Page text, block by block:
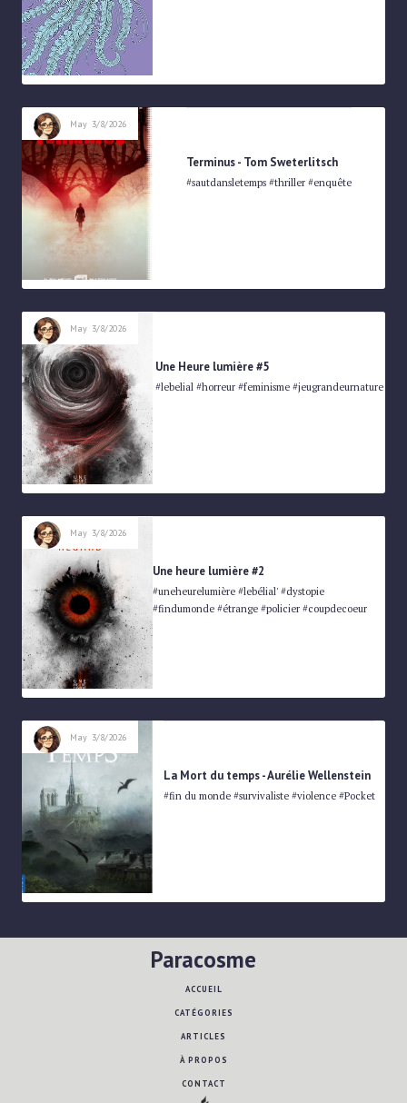
Terminus - Tom Sweterlitsch
#sautdansletemps #thriller #enquête
May 3/8/2026
Une Heure lumière #5
#lebelial #horreur #feminisme #jeugrandeurnature
May 3/8/2026
Une heure lumière #2
#uneheurelumière #lebélial' #dystopie
#findumonde #étrange #policier #coupdecoeur
May 3/8/2026
La Mort du temps - Aurélie Wellenstein
#fin du monde #survivaliste #violence #Pocket
May 3/8/2026
Paracosme
ACCUEIL
CATÉGORIES
ARTICLES
À PROPOS
CONTACT